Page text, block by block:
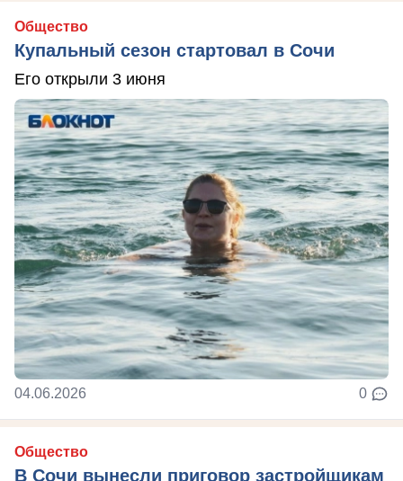
Общество
Купальный сезон стартовал в Сочи
Его открыли 3 июня
04.06.2026 0
Общество
В Сочи вынесли приговор застройщикам